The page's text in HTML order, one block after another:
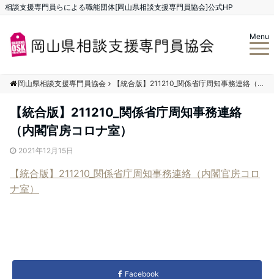
相談支援専門員らによる職能団体[岡山県相談支援専門員協会]公式HP
Menu
岡山県相談支援専門員協会 【統合版】211210_関係省庁周知事務連絡（内閣官房コロナ室）
【統合版】211210_関係省庁周知事務連絡
（内閣官房コロナ室）
2021年12月15日
【統合版】211210_関係省庁周知事務連絡（内閣官房コロ
ナ室）
Facebook